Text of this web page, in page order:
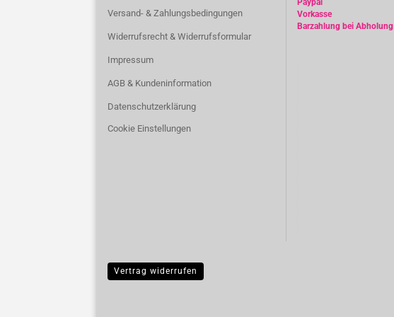
Versand- & Zahlungsbedingungen
Widerrufsrecht & Widerrufsformular
Impressum
AGB & Kundeninformation
Datenschutzerklärung
Cookie Einstellungen
Paypal
Vorkasse
Barzahlung bei Abholung
Vertrag widerrufen